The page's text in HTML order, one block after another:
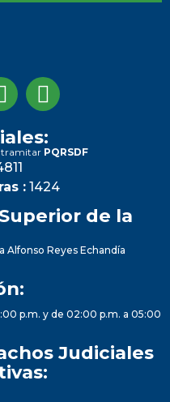
tramitar PQRSDF
: 1424
de la
Alfonso Reyes Echandía
p.m. y de 02:00 p.m. a 05:00
Judiciales